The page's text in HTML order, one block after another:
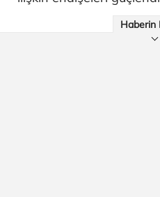
Haberin